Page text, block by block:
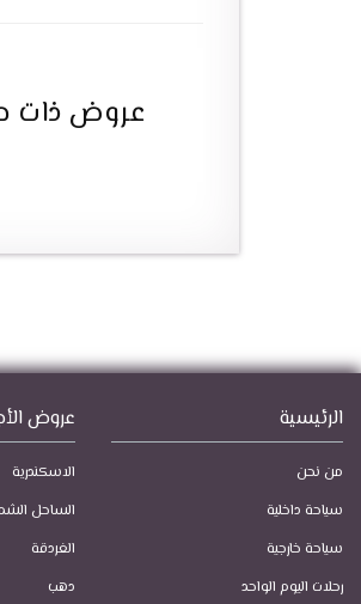
عروض ذات
الرئيسية
من نحن
سياحة داخلية
سياحة خارجية
رحلات اليوم الواحد
عروض
الاسكندرية
الساحل
الغردقة
دهب